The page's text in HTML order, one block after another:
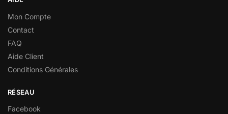
Mon Compte
Contact
FAQ
Aide Client
Conditions Générales
RÉSEAU
Facebook